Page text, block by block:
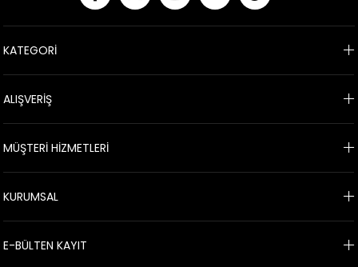
KATEGORİ
ALIŞVERİŞ
MÜŞTERİ HİZMETLERİ
KURUMSAL
E-BÜLTEN KAYIT